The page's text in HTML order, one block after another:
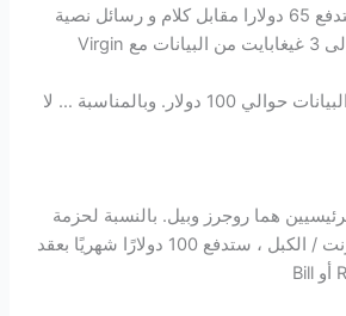
على سبيل المثال ، ستدفع 65 دولارا مقابل كلام و رسائل نصية
غير محدودة بالإضافة إلى 3 غيغابايت من البيانات مع Virgin
الخطط مع المزيد من البيانات حوالي 100 دولار. وبالمناسبة … لا
هما روجرز وبيل. بالنسبة لحزمة
الهاتف المنزلي / الإنترنت / الكبل ، ستدفع 100 دولارًا شهريًا بعقد